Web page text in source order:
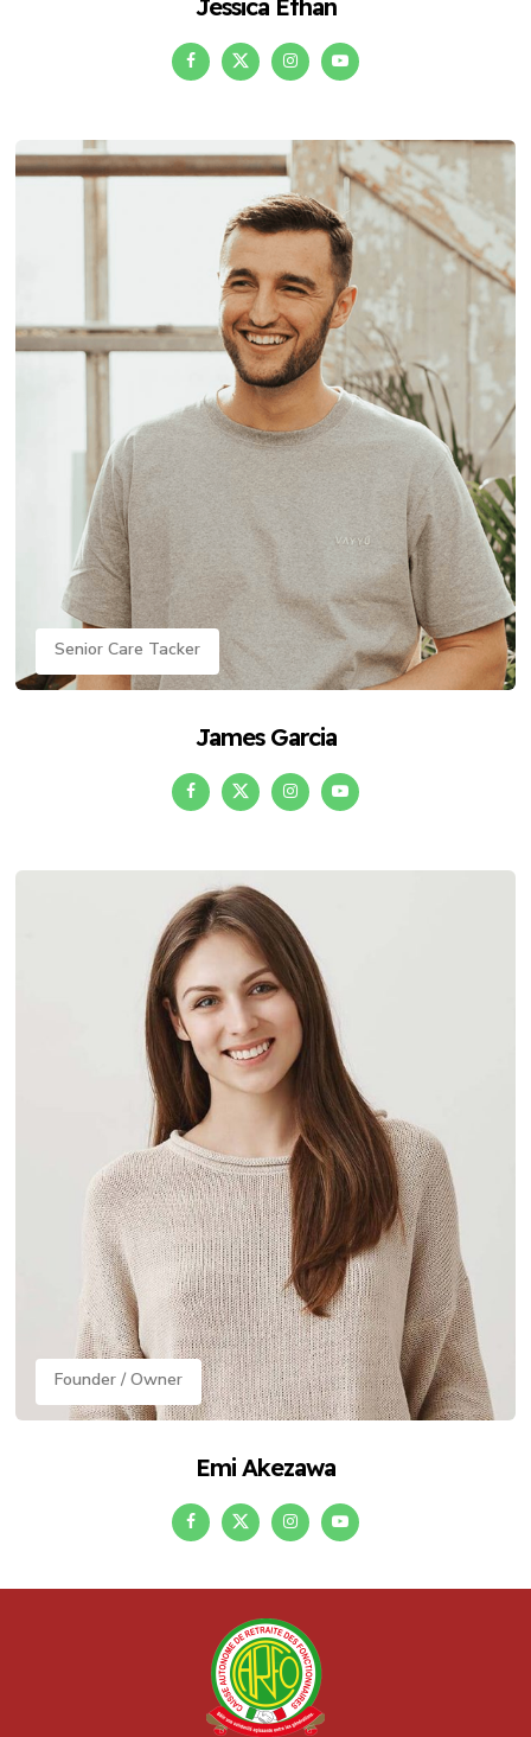
Jessica Ethan
James Garcia
Senior Care Tacker
Emi Akezawa
Founder / Owner